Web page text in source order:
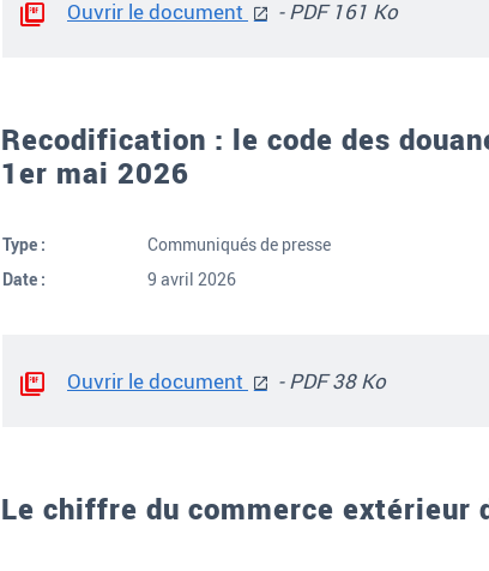
Ouvrir le document - PDF 161 Ko
Recodification : le code des
1er mai 2026
Type :
Communiqués de presse
Date :
9 avril 2026
Ouvrir le document - PDF 38 Ko
Le chiffre du commerce extérieur